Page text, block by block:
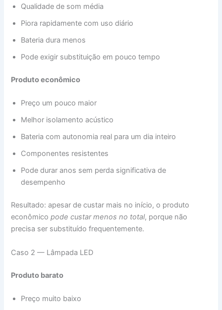
Qualidade de som média
Piora rapidamente com uso diário
Bateria dura menos
Pode exigir substituição em pouco tempo
Produto econômico
Preço um pouco maior
Melhor isolamento acústico
Bateria com autonomia real para um dia inteiro
Componentes resistentes
Pode durar anos sem perda significativa de
desempenho
Resultado: apesar de custar mais no início, o produto
econômicopode custar menos no total, porque não
precisa ser substituído frequentemente.
Caso 2 — Lâmpada LED
Produto barato
Preço muito baixo